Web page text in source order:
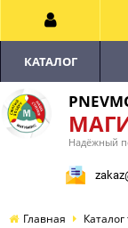
Надёжный
КАТАЛОГ
Главная